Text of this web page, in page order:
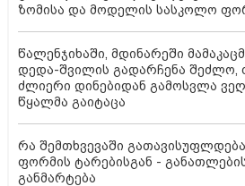
ზომისა და მოდელის სასკოლო
წალენჯიხაში, მდინარეში
დედა-შვილის გადარჩენა შეძლო,
ძლიერი დინებიდან გამოსვლა
წყალმა გაიტაცა
რა შემთხვევაში
ფორმის ტარებისგან -
განმარტება